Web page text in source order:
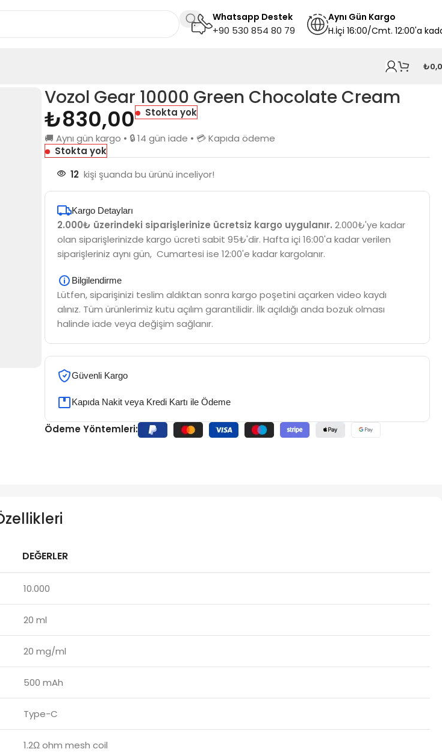
Whatsapp Destek
+90 530 854 80 79
Aynı Gün Kargo
H.İçi 16:00/Cmt. 12:00'a
₺
Vozol Gear 10000 Green Chocolate Cream
₺830,00 Stokta yok
🚚 Aynı gün kargo • 🔒 14 gün iade • 💳 Kapıda ödeme
Stokta yok
12 kişi şuanda bu ürünü inceliyor!
Kargo Detayları
2.000₺ üzerindeki siparişlerinize ücretsiz kargo uygulanır. 2.000₺'ye kadar
olan siparişlerinizde kargo ücreti sabit 95₺'dir. Hafta içi 16:00'a kadar verilen
siparişleriniz aynı gün, Cumartesi ise 12:00'e kadar kargolanır.
Bilgilendirme
Lütfen, siparişinizi teslim aldıktan sonra kargo poşetini açarken video kaydı
alınız. Tüm ürünlerimiz kutu açılım garantilidir. İlk açıldığı anda bozuk olması
halinde iade veya değişim sağlanır.
Güvenli Kargo
Kapıda Nakit veya Kredi Kartı ile Ödeme
Ödeme Yöntemleri:
DEĞERLER
10.000
20 ml
20 mg/ml
500 mAh
Type-C
1.2Ω ohm mesh coil